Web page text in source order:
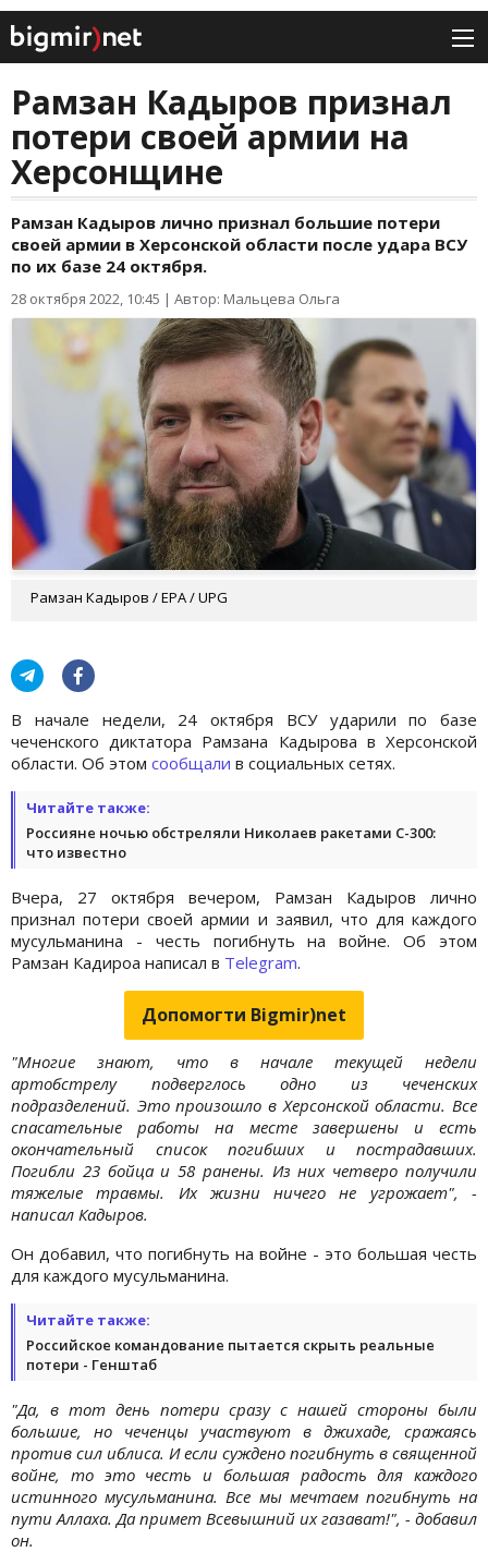
Рамзан Кадыров признал
потери своей армии на
Херсонщине
Рамзан Кадыров лично признал большие потери
своей армии в Херсонской области после удара ВСУ
по их базе 24 октября.
28 октября 2022, 10:45 | Автор: Мальцева Ольга
Рамзан Кадыров / EPA / UPG
В начале недели, 24 октября ВСУ ударили по базе
чеченского диктатора Рамзана Кадырова в Херсонской
области. Об этом сообщали в социальных сетях.
Читайте также:
Россияне ночью обстреляли Николаев ракетами С-300:
что известно
Вчера, 27 октября вечером, Рамзан Кадыров лично
признал потери своей армии и заявил, что для каждого
мусульманина - честь погибнуть на войне. Об этом
Рамзан Кадироа написал в Telegram.
Допомогти Bigmir)net
"Многие знают, что в начале текущей недели
артобстрелу подверглось одно из чеченских
подразделений. Это произошло в Херсонской области. Все
спасательные работы на месте завершены и есть
окончательный список погибших и пострадавших.
Погибли 23 бойца и 58 ранены. Из них четверо получили
тяжелые травмы. Их жизни ничего не угрожает", -
написал Кадыров.
Он добавил, что погибнуть на войне - это большая честь
для каждого мусульманина.
Читайте также:
Российское командование пытается скрыть реальные
потери - Генштаб
"Да, в тот день потери сразу с нашей стороны были
большие, но чеченцы участвуют в джихаде, сражаясь
против сил иблиса. И если суждено погибнуть в священной
войне, то это честь и большая радость для каждого
истинного мусульманина. Все мы мечтаем погибнуть на
пути Аллаха. Да примет Всевышний их газават!", - добавил
он.